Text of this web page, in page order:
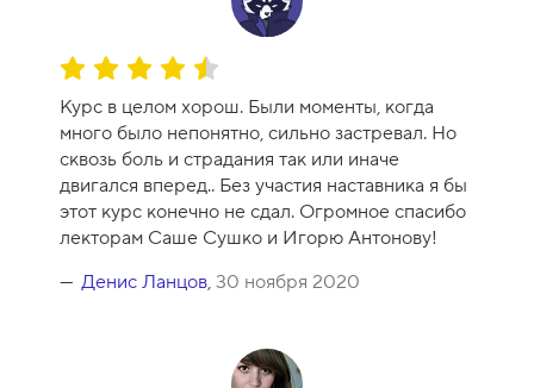
О
ц
е
н
к
а
к
у
р
Курс в целом хорош. Были моменты, когда
много было непонятно, сильно застревал. Но
сквозь боль и страдания так или иначе
двигался вперед.. Без участия наставника я бы
этот курс конечно не сдал. Огромное спасибо
лекторам Саше Сушко и Игорю Антонову!
Денис Ланцов, 30 ноября 2020